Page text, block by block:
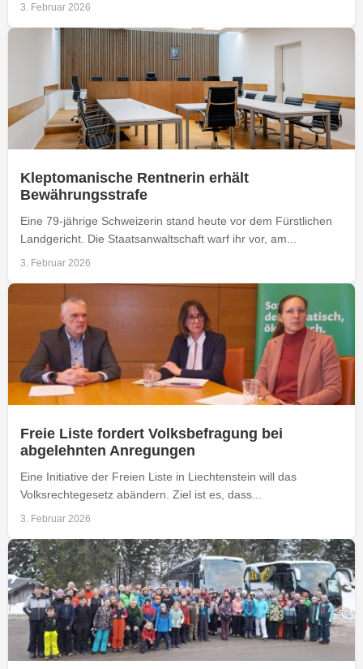
3. Februar 2026
Kleptomanische Rentnerin erhält
Bewährungsstrafe
Eine 79-jährige Schweizerin stand heute vor dem Fürstlichen
Landgericht. Die Staatsanwaltschaft warf ihr vor, am...
3. Februar 2026
Freie Liste fordert Volksbefragung bei
abgelehnten Anregungen
Eine Initiative der Freien Liste in Liechtenstein will das
Volksrechtegesetz abändern. Ziel ist es, dass...
3. Februar 2026